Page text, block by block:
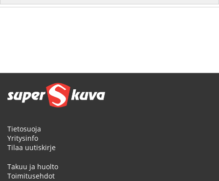
Tietosuoja
Yritysinfo
Tilaa uutiskirje
Takuu ja huolto
Toimitusehdot